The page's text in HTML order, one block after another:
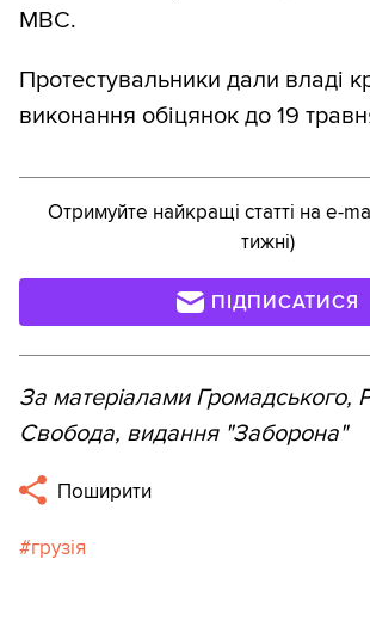
МВС.
Протестувальники дали владі
виконання обіцянок до 19
Отримуйте найкращі статті на e-
тижні)
ПІДПИСАТИСЯ
За матеріалами Громадського,
Свобода, видання "Заборона"
Поширити
грузія